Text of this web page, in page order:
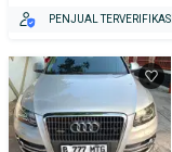
PENJUAL TERVERIFIKASI